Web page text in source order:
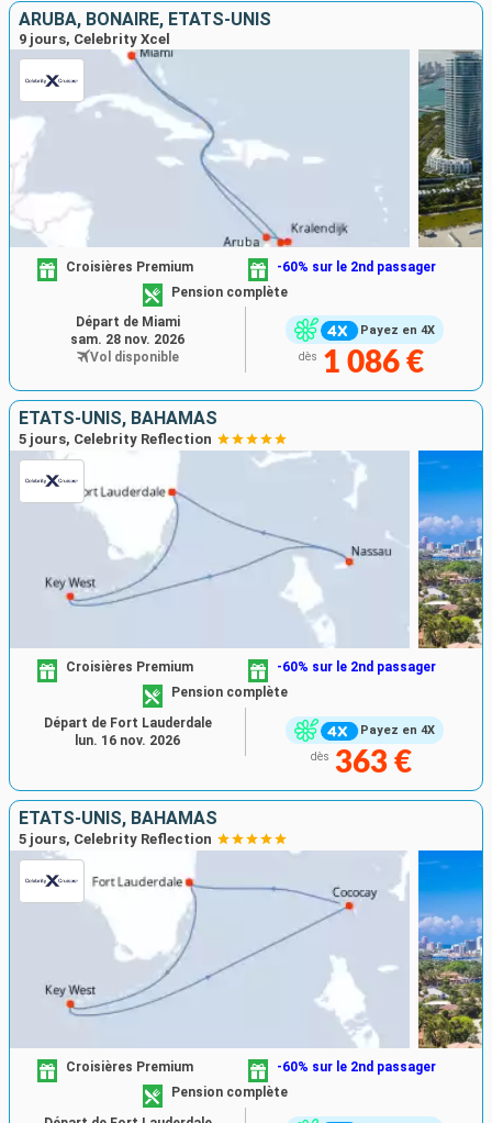
ARUBA, BONAIRE, ÉTATS-UNIS
9 jours, Celebrity Xcel
Payez en 4X
Croisières Premium
-60% sur le 2nd passager
Pension complète
dès 1 086 €
Départ de Miami
sam. 28 nov. 2026
Vol disponible
ÉTATS-UNIS, BAHAMAS
5 jours, Celebrity Reflection
Payez en 4X
Croisières Premium
-60% sur le 2nd passager
Pension complète
dès 363 €
Départ de Fort Lauderdale
lun. 16 nov. 2026
ÉTATS-UNIS, BAHAMAS
5 jours, Celebrity Reflection
Croisières Premium
-60% sur le 2nd passager
Pension complète